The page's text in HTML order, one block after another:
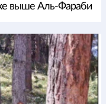
выше Аль-Фараби